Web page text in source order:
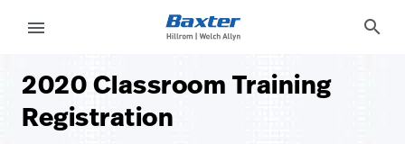
Soluciones
Productos
Update
Profile
menu search
2020 Classroom Training
Registration